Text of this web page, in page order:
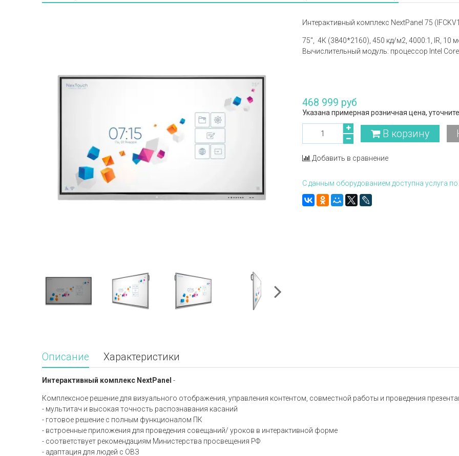
Интерактивный комплекс NextPanel 75
75", 4К (3840*2160), 450 кд/м2, 4000:1, IR, 10
Вычислительный модуль: процессор Intel
468 999 руб
Указана примерная розничная цена,
В корзину
Добавить в сравнение
С данным оборудованием доступна услуга
Описание Характеристики
Интерактивный комплекс NextPanel -
Комплексное решение для визуального отображения, управления контентом, совместной работы и проведения
- мультитач и высокая точность распознавания касаний
- готовое решение с полным функционалом ПК
- встроенные приложения для проведения совещаний/ уроков в интерактивной форме
- соответствует рекомендациям Министерства просвещения РФ
- адаптация для людей с ОВЗ